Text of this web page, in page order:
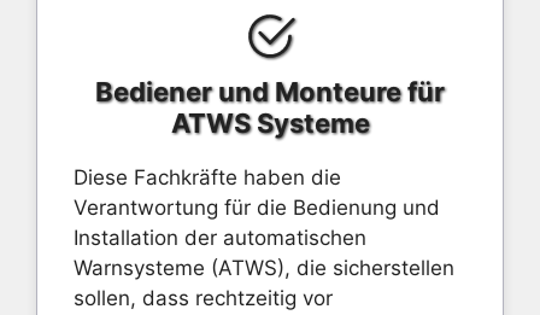
Bediener und Monteure für
ATWS Systeme
Diese Fachkräfte haben die
Verantwortung für die Bedienung und
Installation der automatischen
Warnsysteme (ATWS), die sicherstellen
sollen, dass rechtzeitig vor